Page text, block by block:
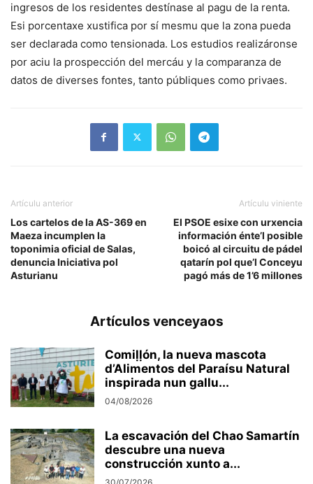
ingresos de los residentes destínase al pagu de la renta.
Esi porcentaxe xustifica por sí mesmu que la zona pueda
ser declarada como tensionada. Los estudios realizáronse
por aciu la prospección del mercáu y la comparanza de
datos de diverses fontes, tanto públiques como privaes.
Artículu anterior
Los cartelos de la AS-369 en
Maeza incumplen la
toponimia oficial de Salas,
denuncia Iniciativa pol
Asturianu
Artículu viniente
El PSOE esixe con urxencia
información énte’l posible
boicó al circuitu de pádel
qatarín pol que’l Conceyu
pagó más de 1’6 millones
Artículos venceyaos
Comiḷḷón, la nueva mascota
d’Alimentos del Paraísu Natural
inspirada nun gallu...
04/08/2026
La escavación del Chao Samartín
descubre una nueva
construcción xunto a...